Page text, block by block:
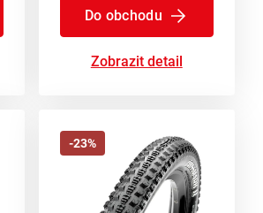
Do obchodu
Zobrazit detail
-23%